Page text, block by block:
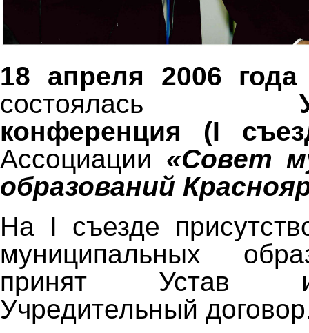
18 апреля 2006
состоялась
конференция (I
Ассоциации «Совет
образований
На I съезде
муниципальных
принят Устав
Учредительный